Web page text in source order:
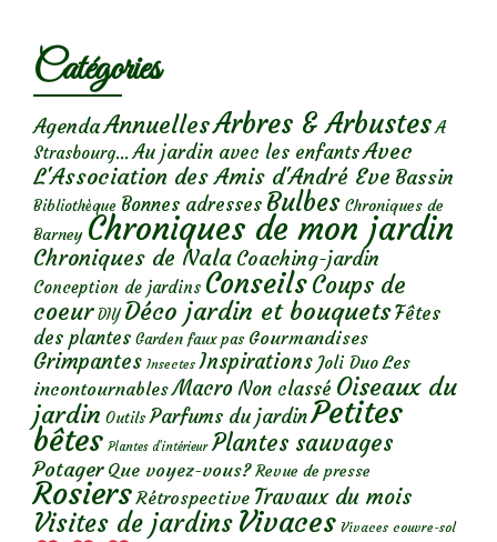
Catégories
AgendaAnnuellesArbres & Arbustes A
Strasbourg... Au jardin avec les enfantsAvec
L'Association des Amis d'André Eve Bassin
Bibliothèque Bonnes adresses Bulbes Chroniques de
Barney Chroniques de mon jardin
Chroniques de Nala Coaching-jardin
Conception de jardins ConseilsCoups de
coeur DIY Déco jardin et bouquetsFêtes
des plantes Garden faux pas Gourmandises
Grimpantes Insectes Inspirations Joli Duo Les
incontournables Macro Non classé Oiseaux du
jardin Outils Parfums du jardinPetites
bêtes Plantes d’intérieur Plantes sauvages
Potager Que voyez-vous? Revue de presse
Rosiers Rétrospective Travaux du mois
Visites de jardins Vivaces Vivaces couvre-sol